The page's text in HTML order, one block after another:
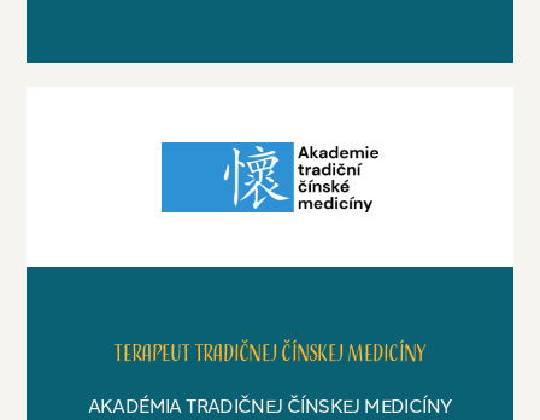
Terapeut tradičnej čínskej medicíny
AKADÉMIA TRADIČNEJ ČÍNSKEJ MEDICÍNY